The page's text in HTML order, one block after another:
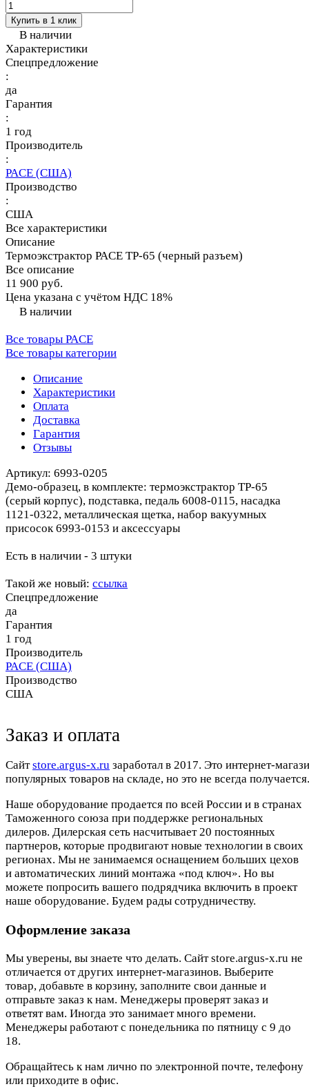
Купить в 1 клик
В наличии
Характеристики
Спецпредложение
:
да
Гарантия
:
1 год
Производитель
:
PACE (США)
Производство
:
США
Все характеристики
Описание
Термоэкстрактор PACE TP-65 (черный разъем)
Все описание
11 900 руб.
Цена указана с учётом НДС 18%
В наличии
Все товары PACE
Все товары категории
Описание
Характеристики
Оплата
Доставка
Гарантия
Отзывы
Артикул: 6993-0205
Демо-образец, в комплекте: термоэкстрактор TP-65
(серый корпус), подставка, педаль 6008-0115, насадка
1121-0322, металлическая щетка, набор вакуумных
присосок 6993-0153 и аксессуары
Есть в наличии - 3 штуки
Такой же новый: ссылка
Спецпредложение
да
Гарантия
1 год
Производитель
PACE (США)
Производство
США
Заказ и оплата
Cайтstore.argus-x.ru заработал в 2017. Это интернет-
популярных товаров на складе, но это не всегда
Наше оборудование продается по всей России и в странах
Таможенного союза при поддержке региональных
дилеров. Дилерская сеть насчитывает 20 постоянных
партнеров, которые продвигают новые технологии в своих
регионах. Мы не занимаемся оснащением больших цехов
и автоматических линий монтажа «под ключ». Но вы
можете попросить вашего подрядчика включить в проект
наше оборудование. Будем рады сотрудничеству.
Оформление заказа
Мы уверены, вы знаете что делать. Сайт store.argus-x.ru не
отличается от других интернет-магазинов. Выберите
товар, добавьте в корзину, заполните свои данные и
отправьте заказ к нам. Менеджеры проверят заказ и
ответят вам. Иногда это занимает много времени.
Менеджеры работают с понедельника по пятницу с 9 до
18.
Обращайтесь к нам лично по электронной почте, телефону
или приходите в офис.